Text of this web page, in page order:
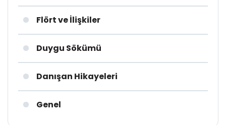
Flört ve İlişkiler
Duygu Sökümü
Danışan Hikayeleri
Genel